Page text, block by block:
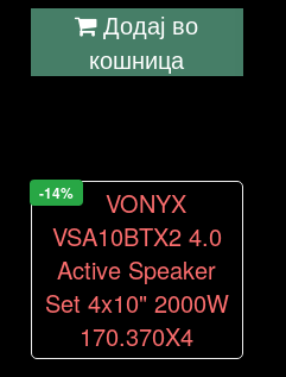
Додај во
кошница
-14%